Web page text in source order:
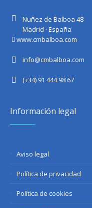
Nuñez de Balboa 48
Madrid · España
www.cmbalboa.com
info@cmbalboa.com
(+34) 91 444 98 67
Información legal
Aviso legal
Política de privacidad
Política de cookies